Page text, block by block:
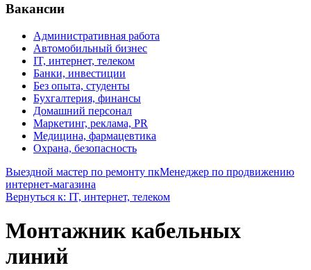
Вакансии
Административная работа
Автомобильный бизнес
IT, интернет, телеком
Банки, инвестиции
Без опыта, студенты
Бухгалтерия, финансы
Домашний персонал
Маркетинг, реклама, PR
Медицина, фармацевтика
Охрана, безопасность
Выездной мастер по ремонту пкМенеджер по продвижению
интернет-магазина
Вернуться к: IT, интернет, телеком
Монтажник кабельных
линий